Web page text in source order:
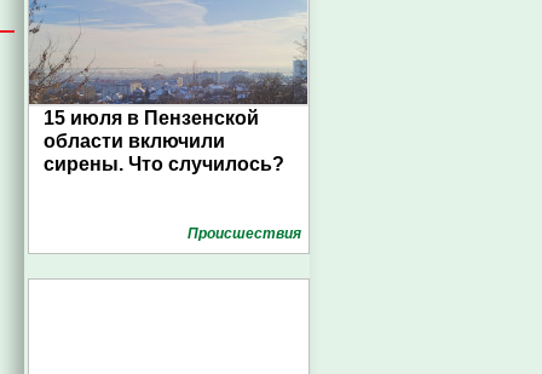
15 июля в Пензенской
области включили
сирены. Что случилось?
Проиcшествия